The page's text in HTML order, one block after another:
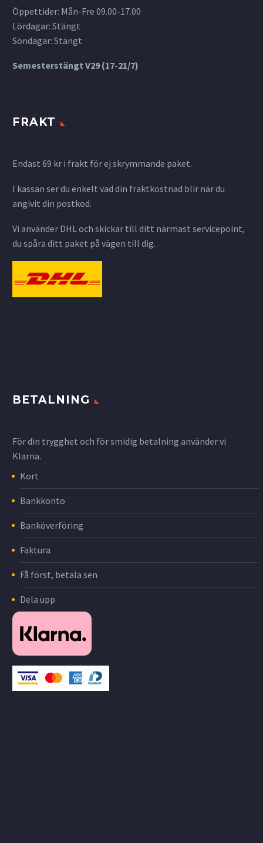
Öppettider: Mån-Fre 09.00-17.00
Lördagar: Stängt
Söndagar: Stängt
Semesterstängt V29 (17-21/7)
FRAKT
Endast 69 kr i frakt för ej skrymmande paket.
I kassan ser du enkelt vad din fraktkostnad blir när du
angivit din postkod.
Vi använder DHL och skickar till ditt närmast servicepoint,
du spåra ditt paket på vägen till dig.
BETALNING
För din trygghet och för smidig betalning använder vi
Klarna.
Kort
Bankkonto
Banköverföring
Faktura
Få först, betala sen
Dela upp